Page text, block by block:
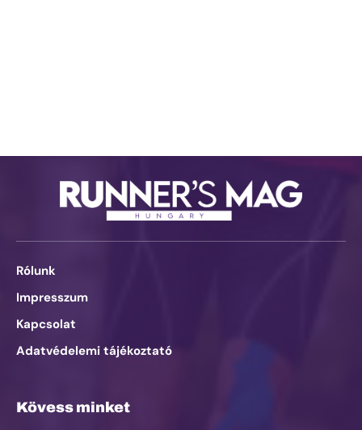
Rólunk
Impresszum
Kapcsolat
Adatvédelemi tájékoztató
Kövess minket